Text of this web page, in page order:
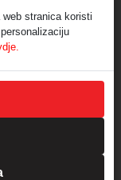
stranica koristi